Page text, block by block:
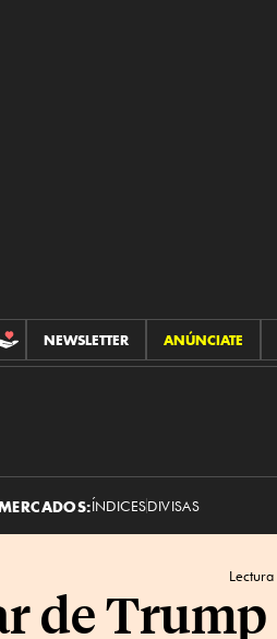
CONTRIBUCIONES
NEWSLETTER ANÚNCIATE
ÍNDICESDIVISAS
Lectura
de Trump